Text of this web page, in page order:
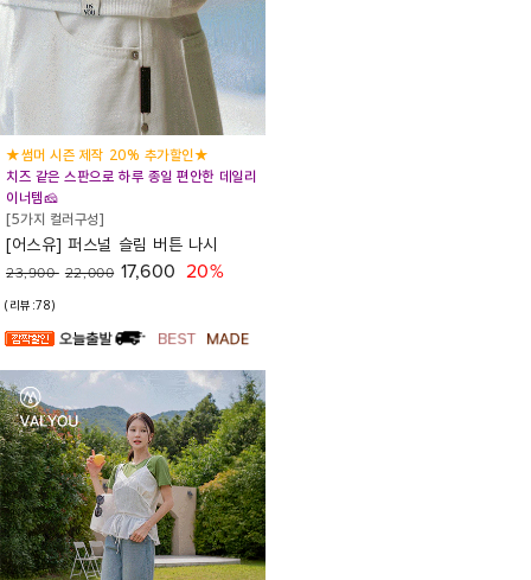
★썸머 시즌 제작 20% 추가할인★
치즈 같은 스판으로 하루 종일 편안한 데일리
이너템🧀
[5가지 컬러구성]
[어스유] 퍼스널 슬림 버튼 나시
23,900 22,000 17,600 20%
(리뷰:78)